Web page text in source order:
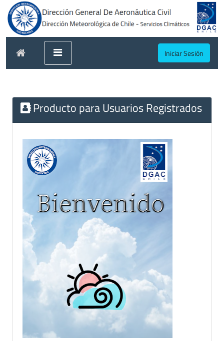
Iniciar Sesión
Producto para Usuarios Registrados